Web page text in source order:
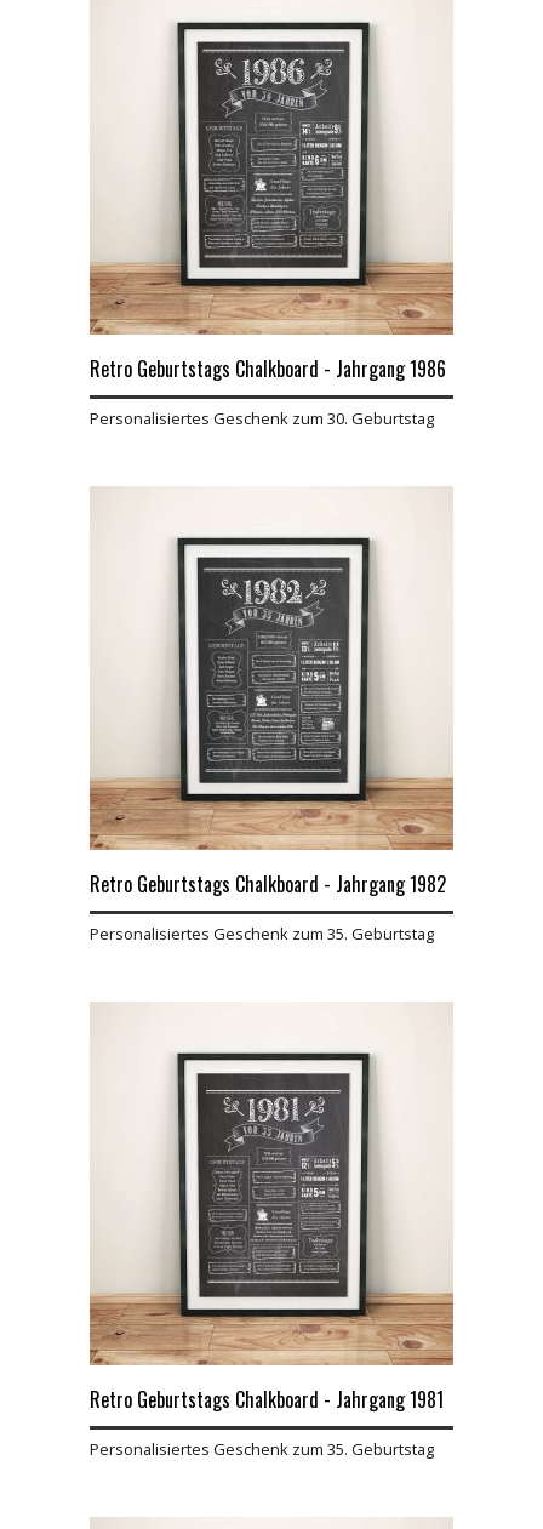
Retro Geburtstags Chalkboard - Jahrgang 1986
Personalisiertes Geschenk zum 30. Geburtstag
Retro Geburtstags Chalkboard - Jahrgang 1982
Personalisiertes Geschenk zum 35. Geburtstag
Retro Geburtstags Chalkboard - Jahrgang 1981
Personalisiertes Geschenk zum 35. Geburtstag